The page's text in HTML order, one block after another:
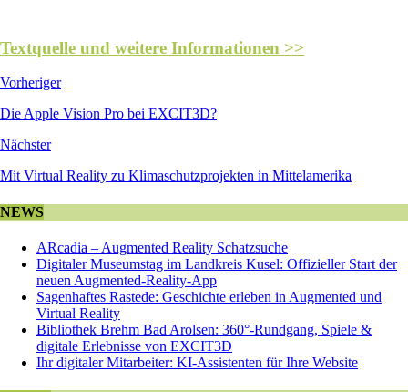
Textquelle und weitere Informationen >>
Vorheriger
Die Apple Vision Pro bei EXCIT3D?
Nächster
Mit Virtual Reality zu Klimaschutzprojekten in Mittelamerika
NEWS
ARcadia – Augmented Reality Schatzsuche
Digitaler Museumstag im Landkreis Kusel: Offizieller Start der
neuen Augmented-Reality-App
Sagenhaftes Rastede: Geschichte erleben in Augmented und
Virtual Reality
Bibliothek Brehm Bad Arolsen: 360°-Rundgang, Spiele &
digitale Erlebnisse von EXCIT3D
Ihr digitaler Mitarbeiter: KI-Assistenten für Ihre Website